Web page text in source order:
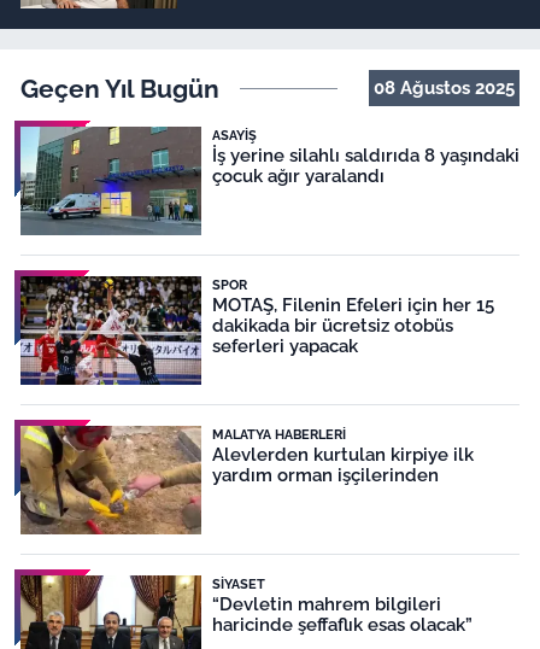
Geçen Yıl Bugün 08 Ağustos 2025
ASAYIŞ
İş yerine silahlı saldırıda 8 yaşındaki
çocuk ağır yaralandı
SPOR
MOTAŞ, Filenin Efeleri için her 15
dakikada bir ücretsiz otobüs
seferleri yapacak
MALATYA HABERLERI
Alevlerden kurtulan kirpiye ilk
yardım orman işçilerinden
SIYASET
“Devletin mahrem bilgileri
haricinde şeffaflık esas olacak”